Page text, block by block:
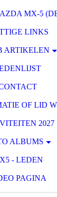
MX-5
LINKS
ARTIKELEN
OF LID
2027
ALBUMS
- LEDEN
PAGINA